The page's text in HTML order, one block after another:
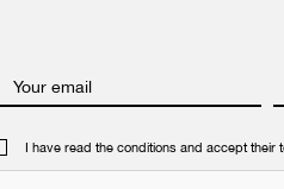
Your email
I have read the conditions and accept their